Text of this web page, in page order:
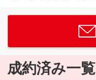
成約済み一覧